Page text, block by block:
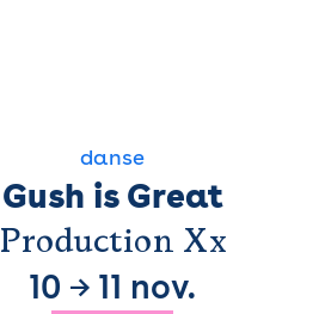
danse
Gush is Great
Production Xx
10 → 11 nov.